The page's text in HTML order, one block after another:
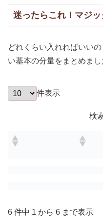
迷ったらこれ！マジッ
どれくらい入れればいい
い基本の分量をまとめまし
件表示
検
6 件中 1 から 6 まで表示